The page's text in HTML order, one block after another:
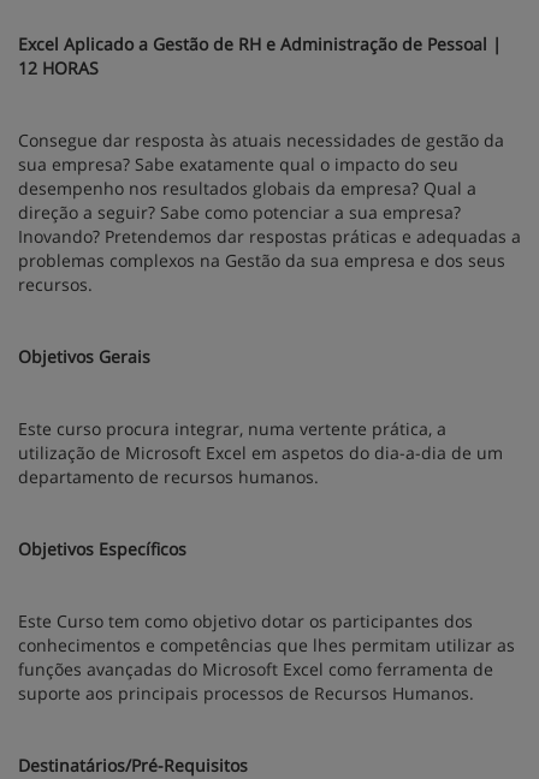
Excel Aplicado a Gestão de RH e Administração de Pessoal |
12 HORAS
Consegue dar resposta às atuais necessidades de gestão da
sua empresa? Sabe exatamente qual o impacto do seu
desempenho nos resultados globais da empresa? Qual a
direção a seguir? Sabe como potenciar a sua empresa?
Inovando? Pretendemos dar respostas práticas e adequadas a
problemas complexos na Gestão da sua empresa e dos seus
recursos.
Objetivos Gerais
Este curso procura integrar, numa vertente prática, a
utilização de Microsoft Excel em aspetos do dia-a-dia de um
departamento de recursos humanos.
Objetivos Específicos
Este Curso tem como objetivo dotar os participantes dos
conhecimentos e competências que lhes permitam utilizar as
funções avançadas do Microsoft Excel como ferramenta de
suporte aos principais processos de Recursos Humanos.
Destinatários/Pré-Requisitos